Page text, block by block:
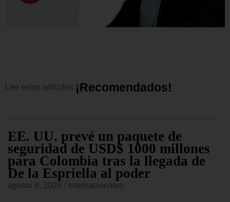
Lee estos artículos ¡Recomendados!
EE. UU. prevé un paquete de
seguridad de USD$ 1000 millones
para Colombia tras la llegada de
De la Espriella al poder
agosto 8, 2026 Internacionales